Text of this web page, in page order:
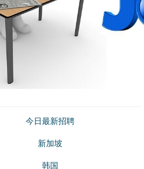
今日最新招聘
新加坡
韩国